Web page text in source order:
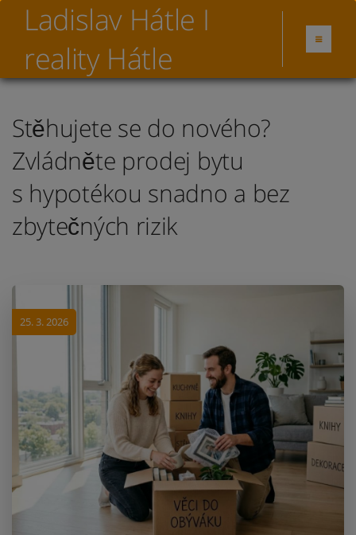
Ladislav Hátle I
reality Hátle
Stěhujete se do nového?
Zvládněte prodej bytu
s hypotékou snadno a bez
zbytečných rizik
25. 3. 2026